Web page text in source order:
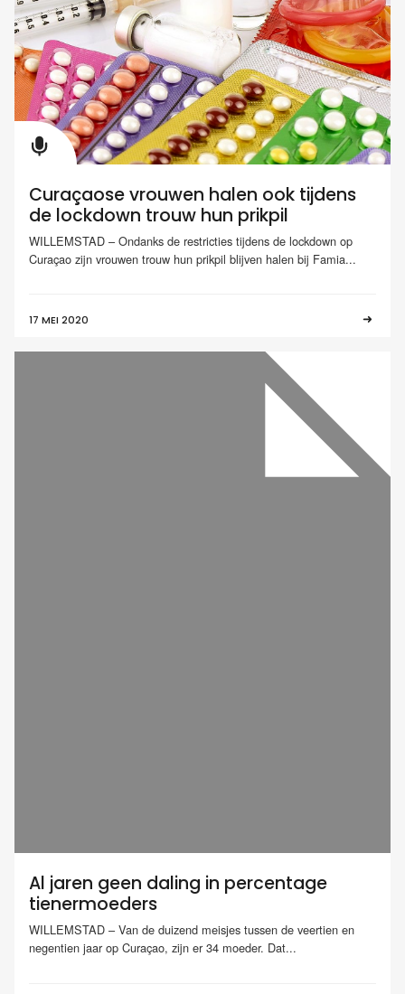
Curaçaose vrouwen halen ook tijdens
de lockdown trouw hun prikpil
WILLEMSTAD – Ondanks de restricties tijdens de lockdown op
Curaçao zijn vrouwen trouw hun prikpil blijven halen bij Famia...
17 MEI 2020
Al jaren geen daling in percentage
tienermoeders
WILLEMSTAD – Van de duizend meisjes tussen de veertien en
negentien jaar op Curaçao, zijn er 34 moeder. Dat...